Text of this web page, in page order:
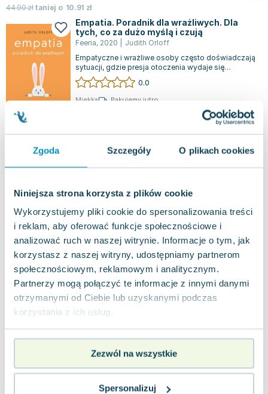
Zgoda Szczegóły O plikach cookies
Niniejsza strona korzysta z plików cookie
Wykorzystujemy pliki cookie do spersonalizowania treści
i reklam, aby oferować funkcje społecznościowe i
analizować ruch w naszej witrynie. Informacje o tym, jak
korzystasz z naszej witryny, udostępniamy partnerom
społecznościowym, reklamowym i analitycznym.
Partnerzy mogą połączyć te informacje z innymi danymi
otrzymanymi od Ciebie lub uzyskanymi podczas
korzystania z ich usług.
Zezwól na wszystkie
Spersonalizuj
44.90złtaniej o 10.91 zł
Empatia. Poradnik dla wrażliwych. Dla
tych, co za dużo myślą i czują
Feeria, 2020
Judith Orloff
Empatyczne i wrażliwe osoby często doświadczają
sytuacji, gdzie presja otoczenia wydaje się
przytłaczająca. Niejednokrotnie słyszą...
0.0
Miękka
Pakujemy jutro
Feeria | Christophe André ,Rebecca Shankland
Czy zdarza ci się myśleć, że nie warto polegać na
innych? A może unikasz głębokiego
zaangażowania w relacje, marząc o pełnej nieza...
0.0
Miękka
Pakujemy jutro
Używana
19.28zł jak nowa
39.90 złtaniej o 20.62 zł
Do koszyka